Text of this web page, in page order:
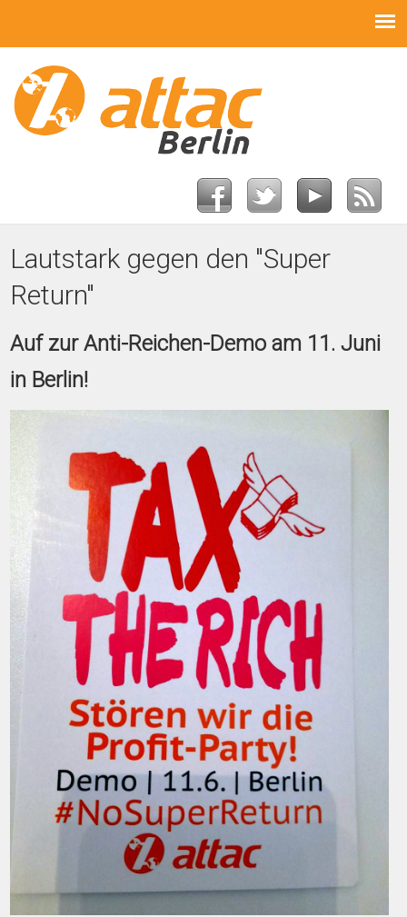
Lautstark gegen den "Super
Return"
Auf zur Anti-Reichen-Demo am 11. Juni
in Berlin!